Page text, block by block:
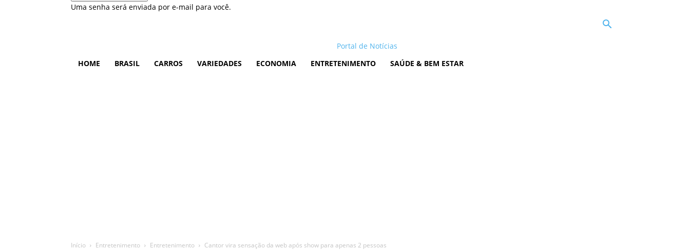
Uma senha será enviada por e-mail para você.
Portal de Notícias
HOME
BRASIL CARROS VARIEDADES ECONOMIA ENTRETENIMENTO SAÚDE & BEM ESTAR
Início Entretenimento Entretenimento Cantor vira sensação da web após show para apenas 2 pessoas